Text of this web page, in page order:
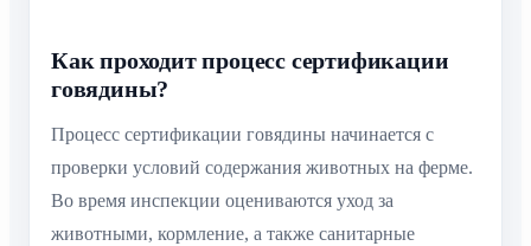
Как проходит процесс сертификации
говядины?
Процесс сертификации говядины начинается с
проверки условий содержания животных на ферме.
Во время инспекции оцениваются уход за
животными, кормление, а также санитарные